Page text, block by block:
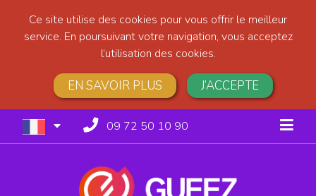
Ce site utilise des cookies pour vous offrir le meilleur
service. En poursuivant votre navigation, vous acceptez
l’utilisation des cookies.
EN SAVOIR PLUS J’ACCEPTE
09 72 50 10 90